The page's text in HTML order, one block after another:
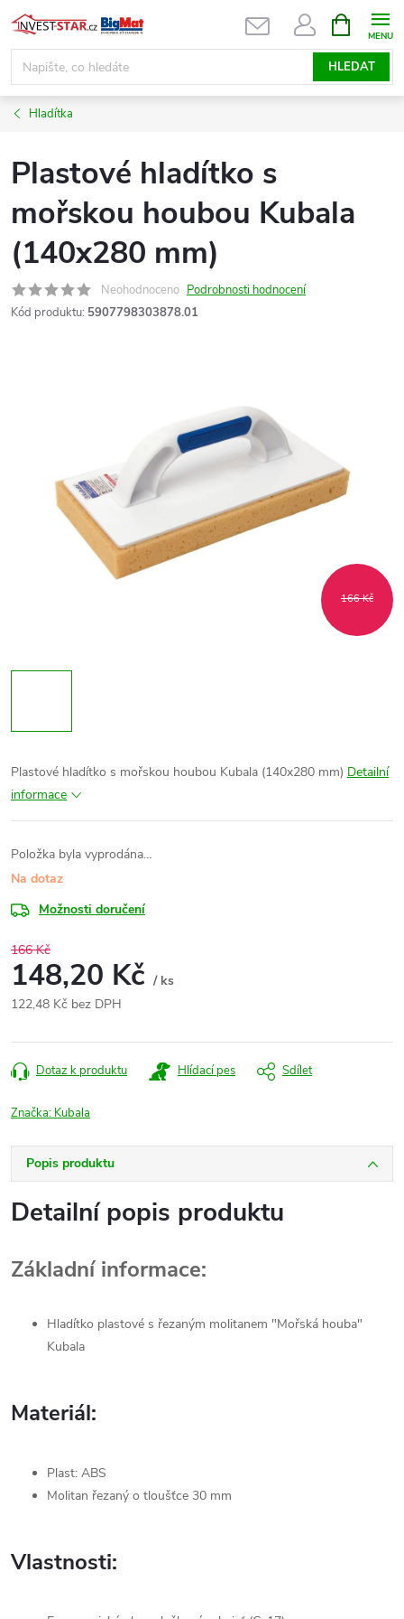
Přejít
na
obsah
HLEDAT
NÁKUPNÍ
KOŠÍK
Hladítka
Plastové hladítko s
mořskou houbou Kubala
(140x280 mm)
Neohodnoceno Podrobnosti hodnocení
Kód produktu: 5907798303878.01
166 Kč
Plastové hladítko s mořskou houbou Kubala (140x280 mm) Detailní
informace
Položka byla vyprodána…
Na dotaz
Možnosti doručení
166 Kč
148,20 Kč / ks
122,48 Kč bez DPH
cena:
Dotaz k produktu Hlídací pes Sdílet
Značka: Kubala
Popis produktu
Detailní popis produktu
Základní informace:
Hladítko plastové s řezaným molitanem "Mořská houba"
Kubala
Materiál:
Plast: ABS
Molitan řezaný o tloušťce 30 mm
Vlastnosti: